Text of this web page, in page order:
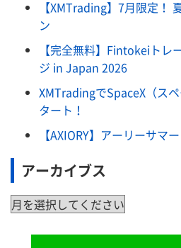
【XMTrading】7月限定！
ン
【完全無料】Fintokeiトレ
ジ in Japan 2026
XMTradingでSpaceX（ス
タート！
【AXIORY】アーリーサマ
アーカイブス